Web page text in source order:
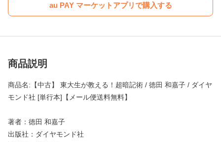
au PAY マーケットアプリで購入する
商品説明
商品名:【中古】 東大生が教える！超暗記術 / 徳田 和嘉子 / ダイヤ
モンド社 [単行本]【メール便送料無料】
著者：徳田 和嘉子
出版社：ダイヤモンド社